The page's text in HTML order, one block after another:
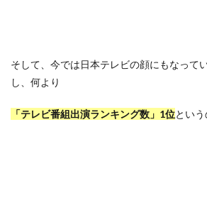
そして、今では日本テレビの顔にもなって
し、何より
「テレビ番組出演ランキング数」1位という